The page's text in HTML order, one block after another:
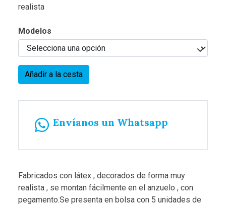
realista
Modelos
Añadir a la cesta
Envíanos un Whatsapp
Fabricados con látex , decorados de forma muy
realista , se montan fácilmente en el anzuelo , con
pegamento.Se presenta en bolsa con 5 unidades de